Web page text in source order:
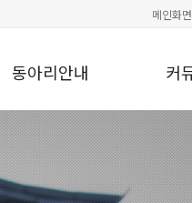
메인화면
동아리안내 커